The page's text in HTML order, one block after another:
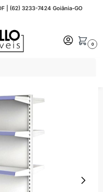
| (62) 3233-7424 Goiânia-GO
0